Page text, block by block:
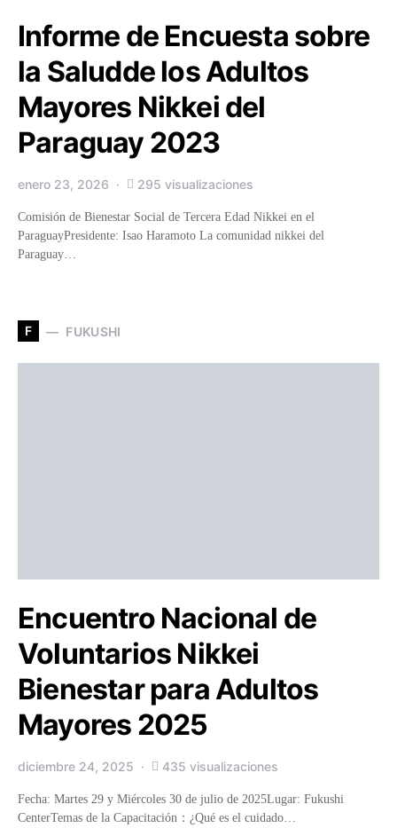
Informe de Encuesta sobre
la Saludde los Adultos
Mayores Nikkei del
Paraguay 2023
enero 23, 2026 295 visualizaciones
Comisión de Bienestar Social de Tercera Edad Nikkei en el
ParaguayPresidente: Isao Haramoto La comunidad nikkei del
Paraguay…
F FUKUSHI
Encuentro Nacional de
Voluntarios Nikkei
Bienestar para Adultos
Mayores 2025
diciembre 24, 2025 435 visualizaciones
Fecha: Martes 29 y Miércoles 30 de julio de 2025Lugar: Fukushi
CenterTemas de la Capacitación：¿Qué es el cuidado…